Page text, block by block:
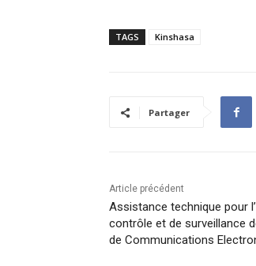
TAGS Kinshasa
Partager
Article précédent
Assistance technique pour
contrôle et de surveillance
de Communications